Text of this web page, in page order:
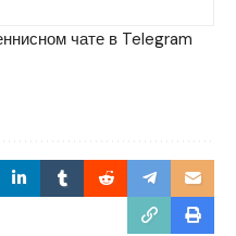
чате в Telegram